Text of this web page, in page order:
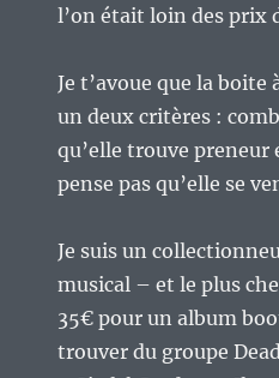
l’on était loin des prix
Je t’avoue que la
un deux critères :
qu’elle trouve preneur
pense pas qu’elle se
Je suis un
musical – et le plus
35€ pour un album
trouver du groupe